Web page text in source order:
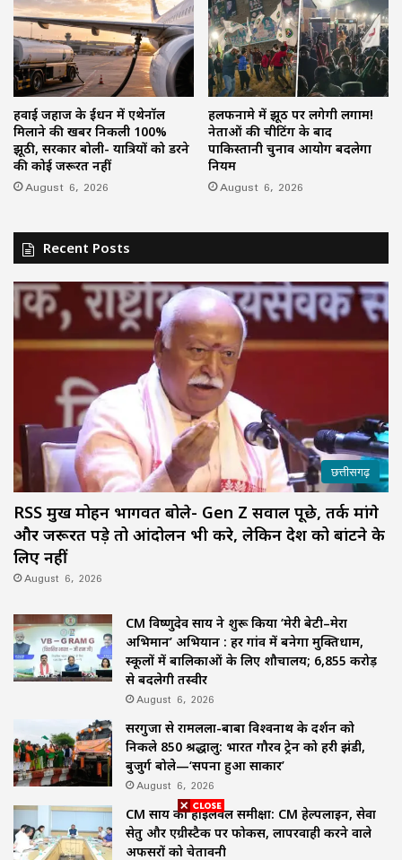
हवाई जहाज के ईंधन में एथेनॉल
मिलाने की खबर निकली 100%
झूठी, सरकार बोली- यात्रियों को डरने
की कोई जरूरत नहीं
August 6, 2026
हलफनामे में झूठ पर लगेगी लगाम!
नेताओं की चीटिंग के बाद
पाकिस्तानी चुनाव आयोग बदलेगा
नियम
August 6, 2026
Recent Posts
छत्तीसगढ़
RSS प्रमुख मोहन भागवत बोले- Gen Z सवाल पूछे, तर्क मांगे
और जरूरत पड़े तो आंदोलन भी करे, लेकिन देश को बांटने के
लिए नहीं
August 6, 2026
CM विष्णुदेव साय ने शुरू किया ‘मेरी बेटी–मेरा
अभिमान’ अभियान : हर गांव में बनेगा मुक्तिधाम,
स्कूलों में बालिकाओं के लिए शौचालय; 6,855 करोड़
से बदलेगी तस्वीर
August 6, 2026
सरगुजा से रामलला-बाबा विश्वनाथ के दर्शन को
निकले 850 श्रद्धालु: भारत गौरव ट्रेन को हरी झंडी,
बुजुर्ग बोले—‘सपना हुआ साकार’
August 6, 2026
CM साय की हाईलेवल समीक्षा: CM हेल्पलाइन, सेवा
सेतु और एग्रीस्टैक पर फोकस, लापरवाही करने वाले
अफसरों को चेतावनी